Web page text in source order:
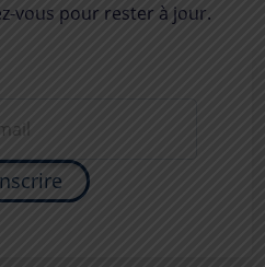
vous pour rester à jour.